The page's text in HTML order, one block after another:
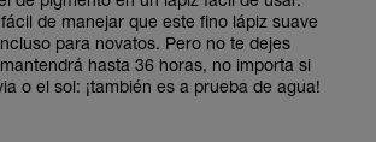
de manejar que este fino lápiz suave
para novatos. Pero no te dejes
hasta 36 horas, no importa si
o el sol: ¡también es a prueba de agua!